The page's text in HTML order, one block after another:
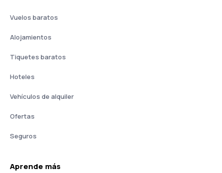
Vuelos baratos
Alojamientos
Tiquetes baratos
Hoteles
Vehículos de alquiler
Ofertas
Seguros
Aprende más